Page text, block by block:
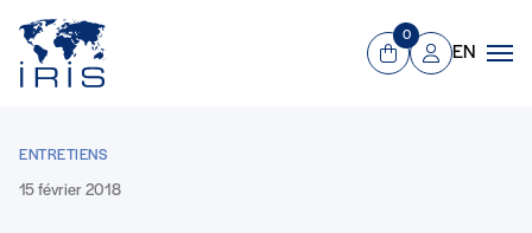
Aller au contenu principal
Panier
0
Mon compte
EN
ENTRETIENS
15 février 2018